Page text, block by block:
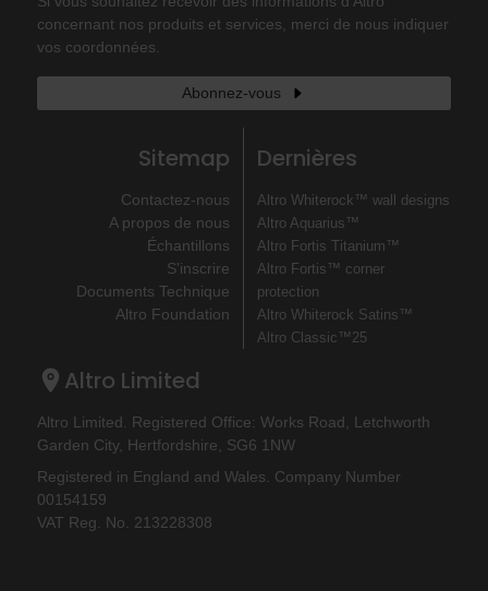
concernant nos produits et services, merci de nous indiquer
vos coordonnées.
Abonnez-vous
Sitemap
Contactez-nous
A propos de nous
Échantillons
S'inscrire
Documents Technique
Altro Foundation
Dernières
Altro Whiterock™ wall designs
Altro Aquarius™
Altro Fortis Titanium™
Altro Fortis™ corner
protection
Altro Whiterock Satins™
Altro Classic™25
Altro Limited
Altro Limited. Registered Office: Works Road, Letchworth
Garden City, Hertfordshire, SG6 1NW
Registered in England and Wales. Company Number
00154159
VAT Reg. No. 213228308